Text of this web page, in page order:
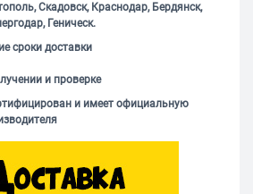
Скадовск, Краснодар, Бердянск,
Геническ.
сроки доставки
и проверке
и имеет официальную